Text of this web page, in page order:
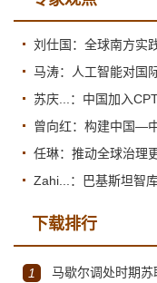
刘仕国：全球南方实
马涛：人工智能对国
苏庆...：中国加入
曾向红：构建中国—
Zahi...：巴基斯坦智
下载排行
1 马歇尔调处时期苏联